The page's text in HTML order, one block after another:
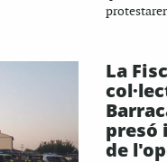
La
presó
de